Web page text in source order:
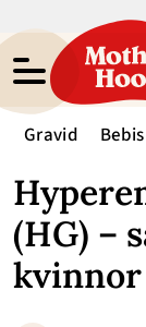
Gravid
(HG) –